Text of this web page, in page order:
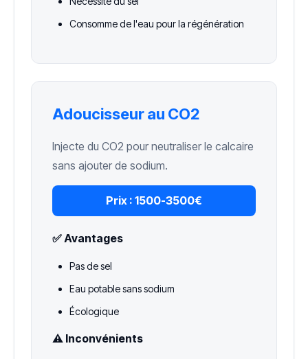
Consomme de l'eau pour la régénération
Adoucisseur au CO2
Injecte du CO2 pour neutraliser le calcaire
sans ajouter de sodium.
Prix : 1500-3500€
✅ Avantages
Pas de sel
Eau potable sans sodium
Écologique
⚠️ Inconvénients